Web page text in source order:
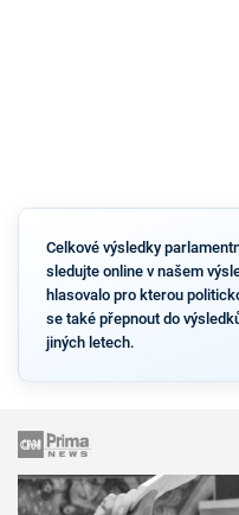
Celkové výsledky
sledujte online v našem
hlasovalo pro kterou
se také přepnout do
jiných letech.